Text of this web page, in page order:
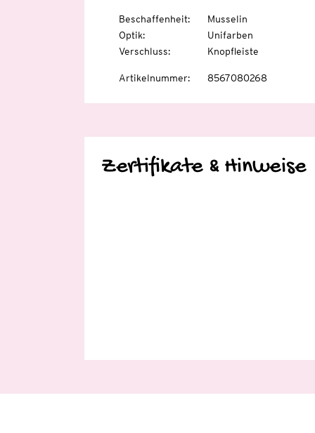
Beschaffenheit:
Musselin
Optik:
Unifarben
Verschluss: Knopfleiste
Artikelnummer: 8567080268
Zertifikate & Hinweise